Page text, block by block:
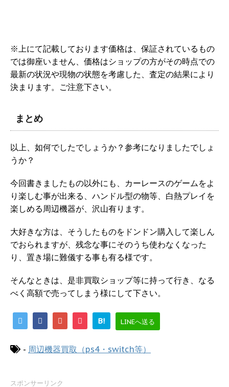
※上にて記載しております価格は、保証されているもの
では御座いません、価格はショップの方がその時点での
最新の状況や現物の状態を考慮した、査定の結果により
決まります。ご注意下さい。
まとめ
以上、如何でしたでしょうか？参考になりましたでしょ
うか？
今回書きましたもの以外にも、カーレースのゲームをよ
り楽しむ事が出来る、ハンドル型の物等、白熱プレイを
楽しめる周辺機器が、沢山有ります。
大好きな方は、そうしたものをドンドン購入して楽しん
でおられますが、残念な事にそのうち使わなくなった
り、置き場に難儀する事も有る様です。
そんなときは、是非買取ショップ等に持って行き、なる
べく高額で売ってしまう様にして下さい。
B! LINEへ送る
- 周辺機器買取（ps4・switch等）
スポンサーリンク